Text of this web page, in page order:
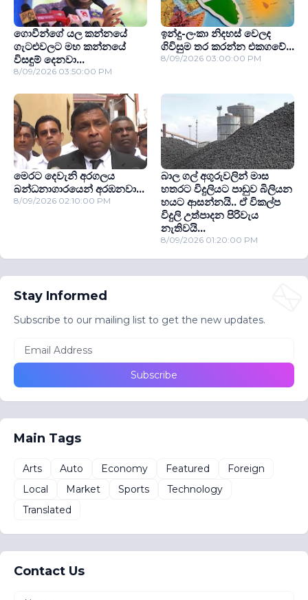
ගොවීන්ගේ යල කන්නයේ
ගැටළුවලට මහ කන්නයේ
විසඳුම් දෙනවා...
8/09/2026 03:50:00 PM
ඉන්දු-ලංකා නිදහස් වෙලද
ගිවිසුම තර කරන්න එකගවේ...
8/09/2026 03:00:00 PM
මෙරට දෙවැනි අරගලය
බන්ධනාගාරයෙන් අරඹනවා...
8/09/2026 02:10:00 PM
බාල ගල් අගුරුවලින් මාස
හතරට විදුලියට පාඩුව බිලියන
හයට ආසන්නයි.. ඒ විකල්ප
විදුලි උත්පාදන පිරිවැය
නැතිවයි...
8/09/2026 01:20:00 PM
Stay Informed
Subscribe to our mailing list to get the new updates.
Main Tags
Arts Auto Economy Featured
Foreign
Local
Market Sports
Technology
Translated
Contact Us